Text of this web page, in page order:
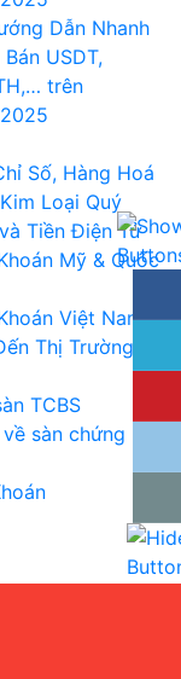
Dẫn Nhanh
USDT,
trên
Số, Hàng Hoá
Loại Quý
Tiền Điện Tử
Mỹ & Quốc
Việt Nam
Thị Trường
TCBS
sàn chứng